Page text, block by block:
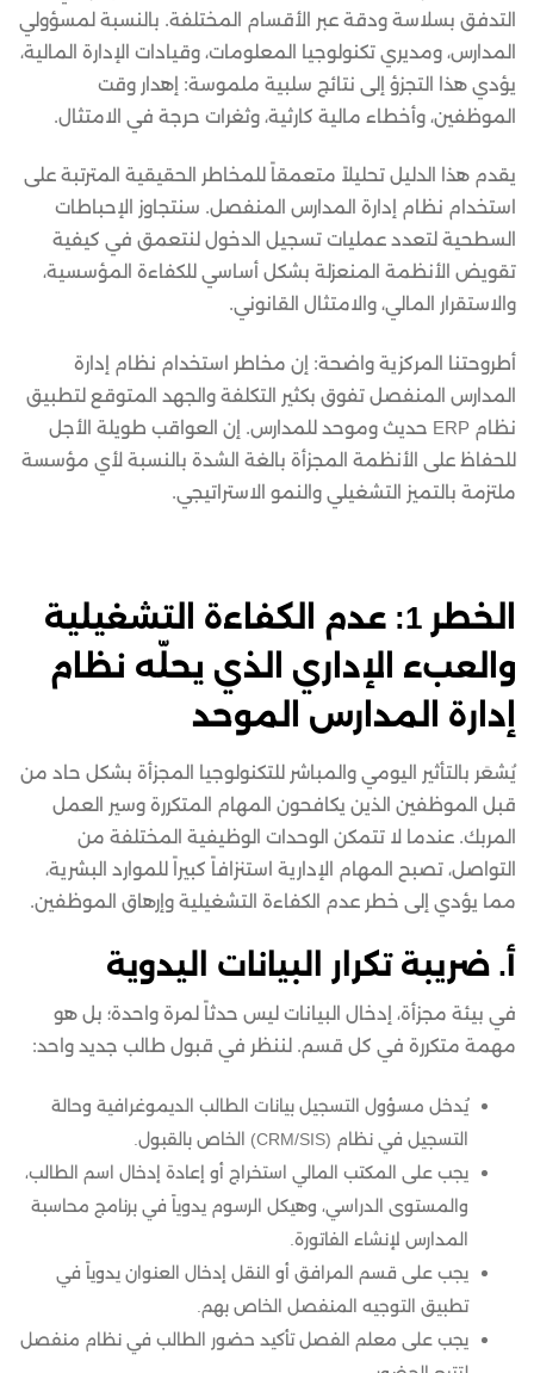
التدفق بسلاسة ودقة عبر الأقسام المختلفة. بالنسبة لمسؤولي
المدارس، ومديري تكنولوجيا المعلومات، وقيادات الإدارة المالية،
يؤدي هذا التجزؤ إلى نتائج سلبية ملموسة: إهدار وقت
الموظفين، وأخطاء مالية كارثية، وثغرات حرجة في الامتثال.
يقدم هذا الدليل تحليلاً متعمقاً للمخاطر الحقيقية المترتبة على
استخدام نظام إدارة المدارس المنفصل. سنتجاوز الإحباطات
السطحية لتعدد عمليات تسجيل الدخول لنتعمق في كيفية
تقويض الأنظمة المنعزلة بشكل أساسي للكفاءة المؤسسية،
والاستقرار المالي، والامتثال القانوني.
أطروحتنا المركزية واضحة: إن مخاطر استخدام نظام إدارة
المدارس المنفصل تفوق بكثير التكلفة والجهد المتوقع لتطبيق
نظام ERP حديث وموحد للمدارس. إن العواقب طويلة الأجل
للحفاظ على الأنظمة المجزأة بالغة الشدة بالنسبة لأي مؤسسة
ملتزمة بالتميز التشغيلي والنمو الاستراتيجي.
الخطر 1: عدم الكفاءة التشغيلية
والعبء الإداري الذي يحلّه نظام
إدارة المدارس الموحد
يُشعَر بالتأثير اليومي والمباشر للتكنولوجيا المجزأة بشكل حاد من
قبل الموظفين الذين يكافحون المهام المتكررة وسير العمل
المربك. عندما لا تتمكن الوحدات الوظيفية المختلفة من
التواصل، تصبح المهام الإدارية استنزافاً كبيراً للموارد البشرية،
مما يؤدي إلى خطر عدم الكفاءة التشغيلية وإرهاق الموظفين.
أ. ضريبة تكرار البيانات اليدوية
في بيئة مجزأة، إدخال البيانات ليس حدثاً لمرة واحدة؛ بل هو
مهمة متكررة في كل قسم. لننظر في قبول طالب جديد واحد:
يُدخل مسؤول التسجيل بيانات الطالب الديموغرافية وحالة
التسجيل في نظام (CRM/SIS) الخاص بالقبول.
يجب على المكتب المالي استخراج أو إعادة إدخال اسم الطالب،
والمستوى الدراسي، وهيكل الرسوم يدوياً في برنامج محاسبة
المدارس لإنشاء الفاتورة.
يجب على قسم المرافق أو النقل إدخال العنوان يدوياً في
تطبيق التوجيه المنفصل الخاص بهم.
يجب على معلم الفصل تأكيد حضور الطالب في نظام منفصل